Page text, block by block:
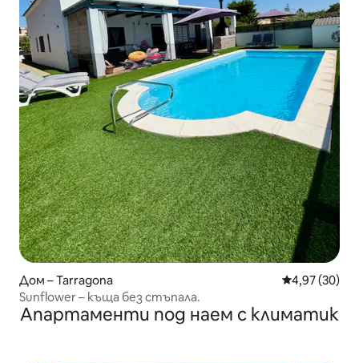
Дом – Tarragona Средна
4,97 (30)
Sunflower – къща без стъпала.
Апартаменти под наем с климатик